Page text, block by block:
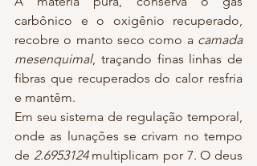
carbônico e o oxigênio recuperado,
recobre o manto seco como a camada
mesenquimal, traçando finas linhas de
fibras que recuperados do calor resfria
e mantêm.
Em seu sistema de regulação temporal,
onde as lunações se crivam no tempo
de 2.6953124 multiplicam por 7. O deus